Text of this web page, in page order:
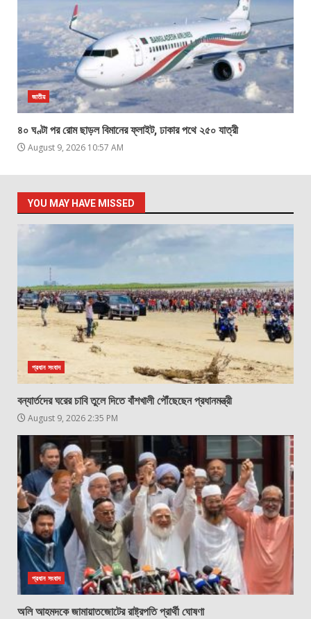
জাতীয়
৪০ ঘণ্টা পর রোম ছাড়ল বিমানের ফ্লাইট, ঢাকার পথে ২৫০ যাত্রী
August 9, 2026 10:57 AM
YOU MAY HAVE MISSED
প্রধান সংবাদ
বন্যার্তদের ঘরের চাবি তুলে দিতে বাঁশখালী পৌঁছেছেন প্রধানমন্ত্রী
August 9, 2026 2:35 PM
প্রধান সংবাদ
অলি আহমদকে জামায়াতজোটের রাষ্ট্রপতি প্রার্থী ঘোষণা